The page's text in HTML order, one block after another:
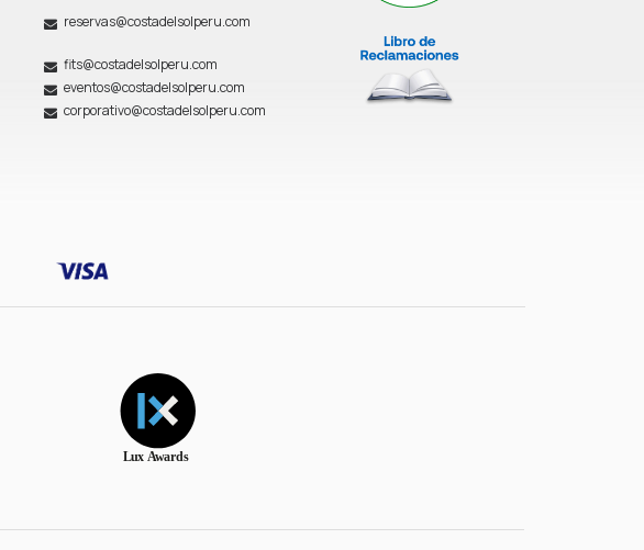
reservas@costadelsolperu.com
fits@costadelsolperu.com
eventos@costadelsolperu.com
corporativo@costadelsolperu.com